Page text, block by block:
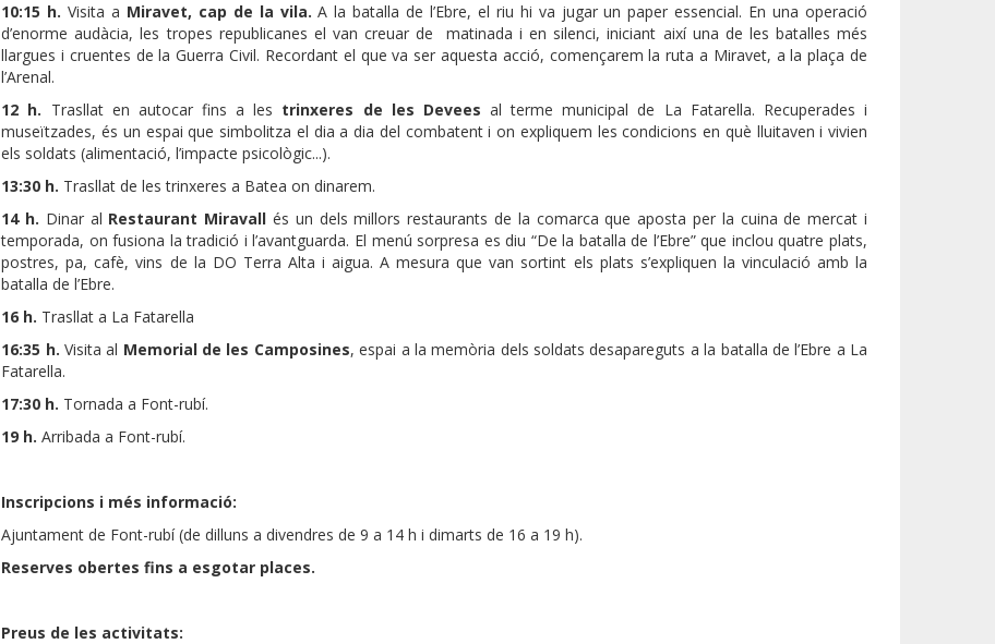
10:15 h. Visita a Miravet, cap de la vila.A la batalla de l’Ebre, el riu hi va jugar un paper essencial. En una operació
d’enorme audàcia, les tropes republicanes el van creuar de matinada i en silenci, iniciant així una de les batalles més
llargues i cruentes de la Guerra Civil. Recordant el que va ser aquesta acció, començarem la ruta a Miravet, a la plaça de
l’Arenal.
12 h. Trasllat en autocar fins a les trinxeres de les Devees al terme municipal de La Fatarella. Recuperades i
museïtzades, és un espai que simbolitza el dia a dia del combatent i on expliquem les condicions en què lluitaven i vivien
els soldats (alimentació, l’impacte psicològic...).
13:30 h. Trasllat de les trinxeres a Batea on dinarem.
14 h. Dinar al Restaurant Miravall és un dels millors restaurants de la comarca que aposta per la cuina de mercat i
temporada, on fusiona la tradició i l’avantguarda. El menú sorpresa es diu “De la batalla de l’Ebre” que inclou quatre plats,
postres, pa, cafè, vins de la DO Terra Alta i aigua. A mesura que van sortint els plats s’expliquen la vinculació amb la
batalla de l’Ebre.
16 h. Trasllat a La Fatarella
16:35 h. Visita al Memorial de les Camposines, espai a la memòria dels soldats desapareguts a la batalla de l’Ebre a La
Fatarella.
17:30 h. Tornada a Font-rubí.
19 h.Arribada a Font-rubí.
Inscripcions i més informació:
Ajuntament de Font-rubí (de dilluns a divendres de 9 a 14 h i dimarts de 16 a 19 h).
Reserves obertes fins a esgotar places.
Preus de les activitats: